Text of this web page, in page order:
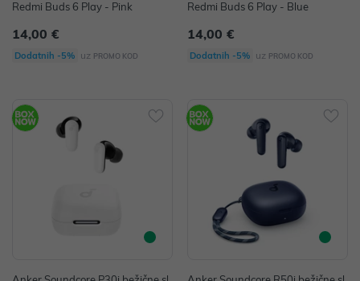
Redmi Buds 6 Play - Pink
14,00 €
Dodatnih -5% uz PROMO KOD
Redmi Buds 6 Play - Blue
14,00 €
Dodatnih -5% uz PROMO KOD